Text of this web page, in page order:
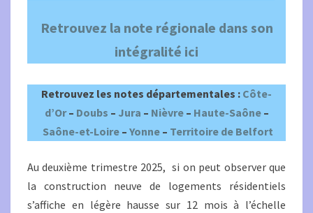
Retrouvez la note régionale dans son
intégralité ici
Retrouvez les notes départementales : Côte-
d’Or– Doubs – Jura – Nièvre– Haute-Saône–
Saône-et-Loire– Yonne– Territoire de Belfort
Au deuxième trimestre 2025, si on peut observer que
la construction neuve de logements résidentiels
s’affiche en légère hausse sur 12 mois à l’échelle